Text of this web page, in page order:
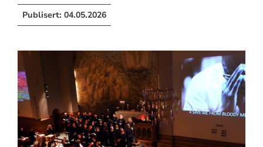
Publisert: 04.05.2026